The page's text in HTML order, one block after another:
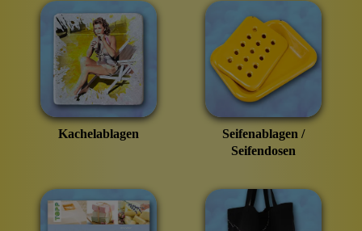
Kachelablagen
Seifenablagen /
Seifendosen